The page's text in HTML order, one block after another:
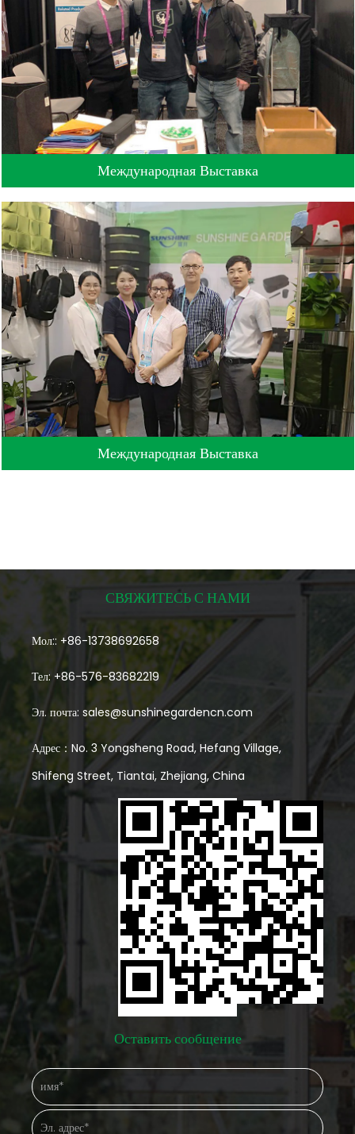
Международная Выставка
Международная Выставка
СВЯЖИТЕСЬ С НАМИ
Мол:: +86-13738692658
Тел: +86-576-83682219
Эл. почта:sales@sunshinegardencn.com
Адрес：No. 3 Yongsheng Road, Hefang Village,
Shifeng Street, Tiantai, Zhejiang, China
Оставить сообщение